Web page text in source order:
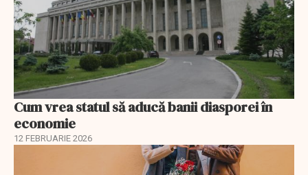
Cum vrea statul să aducă banii diasporei în
economie
12 FEBRUARIE 2026